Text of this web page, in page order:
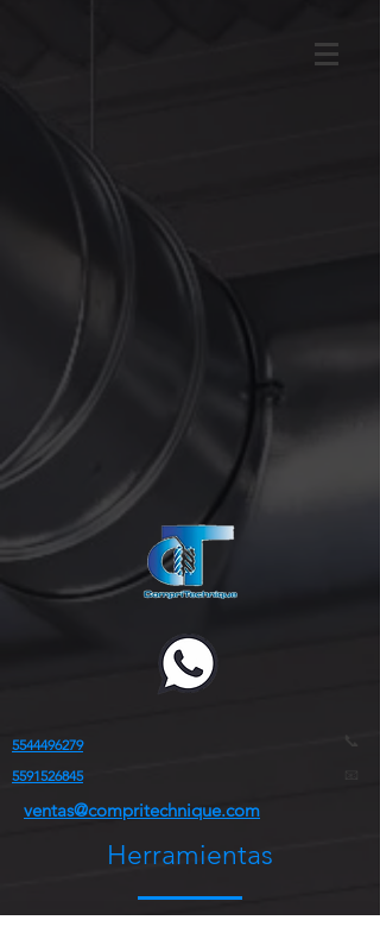
5544496279 📞
5591526845
ventas@compritechnique.com
Herramientas